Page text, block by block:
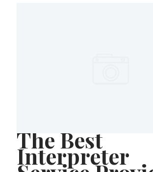
The Best
Interpreter